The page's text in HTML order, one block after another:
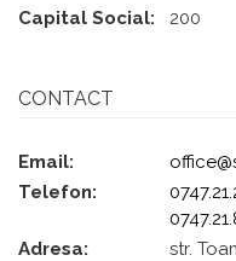
Capital Social:
200
CONTACT
Email:
Telefon:
Adresa:
str.